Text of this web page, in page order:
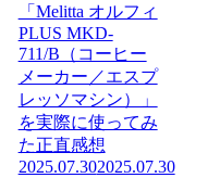
「Melitta オルフィ
PLUS MKD-
711/B（コーヒー
メーカー／エスプ
レッソマシン）」
を実際に使ってみ
た正直感想
2025.07.302025.07.30